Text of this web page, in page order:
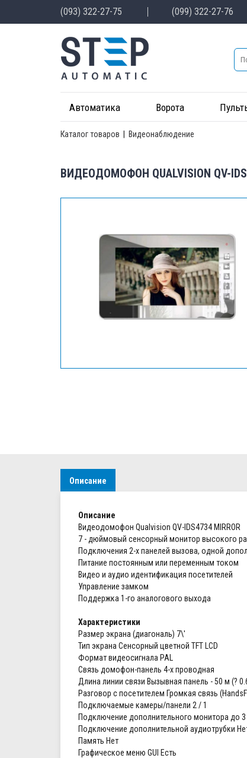
(093) 322-27-75 (099) 322-27-76
Автоматика Ворота
Каталог товаров Видеонаблюдение
ВИДЕОДОМОФОН QUALVISION QV-
Описание
Описание
Видеодомофон Qualvision QV-IDS4734 MIRROR
7 - дюймовый сенсорный монитор высокого
Подключения 2-х панелей вызова, одной
Питание постоянным или переменным током
Видео и аудио идентификация посетителей
Управление замком
Поддержка 1-го аналогового выхода
Характеристики
Размер экрана (диагональ) 7\'
Тип экрана Сенсорный цветной TFT LCD
Формат видеосигнала PAL
Связь домофон-панель 4-х проводная
Длина линии связи Вызывная панель - 50 м (?
Разговор с посетителем Громкая связь
Подключаемые камеры/панели 2 / 1
Подключение дополнительного монитора до
Подключение дополнительной аудиотрубки
Память Нет
Графическое меню GUI Есть